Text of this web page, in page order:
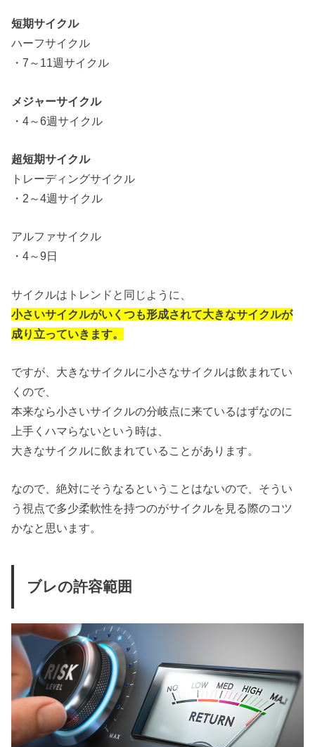
短期サイクル
ハーフサイクル
・7～11週サイクル
メジャーサイクル
・4～6週サイクル
超短期サイクル
トレーディングサイクル
・2～4週サイクル
アルファサイクル
・4～9日
サイクルはトレンドと同じように、
小さいサイクルがいくつも形成されて大きなサイクルが
成り立っていきます。
ですが、大きなサイクルに小さなサイクルは飲まれてい
くので、
本来なら小さいサイクルの分岐点に来ているはずなのに
上手くハマらないという時は、
大きなサイクルに飲まれていることがあります。
なので、絶対にそうなるということはないので、そうい
う視点で多少柔軟性を持つのがサイクルを見る際のコツ
かなと思います。
ブレの許容範囲